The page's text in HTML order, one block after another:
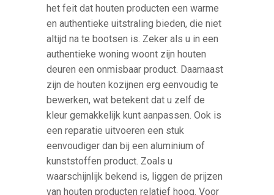
het feit dat houten producten een warme
en authentieke uitstraling bieden, die niet
altijd na te bootsen is. Zeker als u in een
authentieke woning woont zijn houten
deuren een onmisbaar product. Daarnaast
zijn de houten kozijnen erg eenvoudig te
bewerken, wat betekent dat u zelf de
kleur gemakkelijk kunt aanpassen. Ook is
een reparatie uitvoeren een stuk
eenvoudiger dan bij een aluminium of
kunststoffen product. Zoals u
waarschijnlijk bekend is, liggen de prijzen
van houten producten relatief hoog. Voor